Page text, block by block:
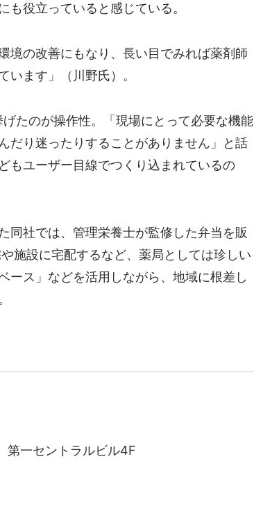
役立っていると感じている。
の改善にもなり、長い目でみれば薬剤師
います」（川野氏）。
たのが操作性。「現場にとって必要な機能
だり迷ったりすることがありません」と話
もユーザー目線でつくり込まれているの
社では、管理栄養士が監修した弁当を販
施設に宅配するなど、薬局としては珍しい
ース」などを活用しながら、地域に根差し
一セントラルビル4F